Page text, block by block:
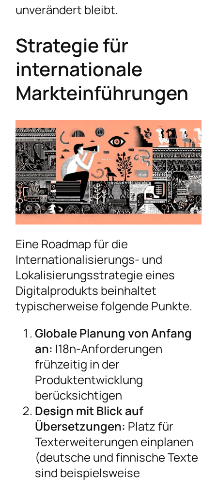
unverändert bleibt.
Strategie für
internationale
Markteinführungen
Eine Roadmap für die
Internationalisierungs- und
Lokalisierungsstrategie eines
Digitalprodukts beinhaltet
typischerweise folgende Punkte.
Globale Planung von Anfang
an: I18n-Anforderungen
frühzeitig in der
Produktentwicklung
berücksichtigen
Design mit Blick auf
Übersetzungen: Platz für
Texterweiterungen einplanen
(deutsche und finnische Texte
sind beispielsweise